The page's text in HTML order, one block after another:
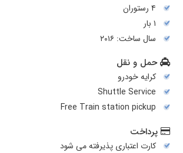
۴ رستوران
۱ بار
سال ساخت: ۲۰۱۶
حمل و نقل
کرایه خودرو
Shuttle Service
Free Train station pickup
پرداخت
کارت اعتباری پذیرفته می شود